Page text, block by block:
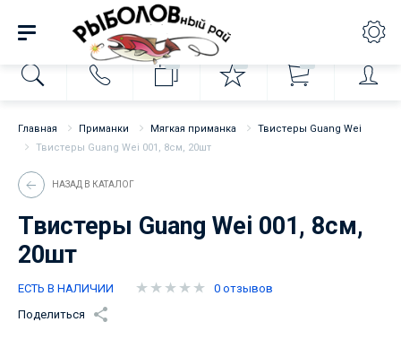
Главная Приманки Мягкая приманка
Твистеры Guang Wei
Твистеры Guang Wei 001, 8см, 20шт
НАЗАД В КАТАЛОГ
Твистеры Guang Wei 001, 8см,
20шт
ЕСТЬ В НАЛИЧИИ
0 отзывов
Поделиться